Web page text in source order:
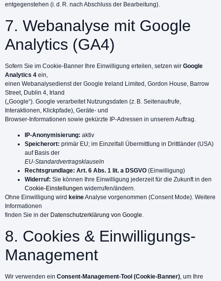
entgegenstehen (i. d. R. nach Abschluss der Bearbeitung).
7. Webanalyse mit Google
Analytics (GA4)
Sofern Sie im Cookie-Banner Ihre Einwilligung erteilen, setzen wir Google
Analytics 4 ein,
einen Webanalysedienst der Google Ireland Limited, Gordon House, Barrow
Street, Dublin 4, Irland
(„Google“). Google verarbeitet Nutzungsdaten (z. B. Seitenaufrufe,
Interaktionen, Klickpfade), Geräte- und
Browser-Informationen sowie gekürzte IP-Adressen in unserem Auftrag.
IP-Anonymisierung: aktiv
Speicherort: primär EU; im Einzelfall Übermittlung in Drittländer (USA)
auf Basis der
EU-Standardvertragsklauseln
Rechtsgrundlage: Art. 6 Abs. 1 lit. a DSGVO (Einwilligung)
Widerruf: Sie können Ihre Einwilligung jederzeit für die Zukunft in den
Cookie-Einstellungen widerrufen/ändern.
Ohne Einwilligung wird keineAnalyse vorgenommen (Consent Mode). Weitere
Informationen
finden Sie in der Datenschutzerklärung von Google.
8. Cookies & Einwilligungs-
Management
Wir verwenden ein Consent-Management-Tool (Cookie-Banner) , um Ihre